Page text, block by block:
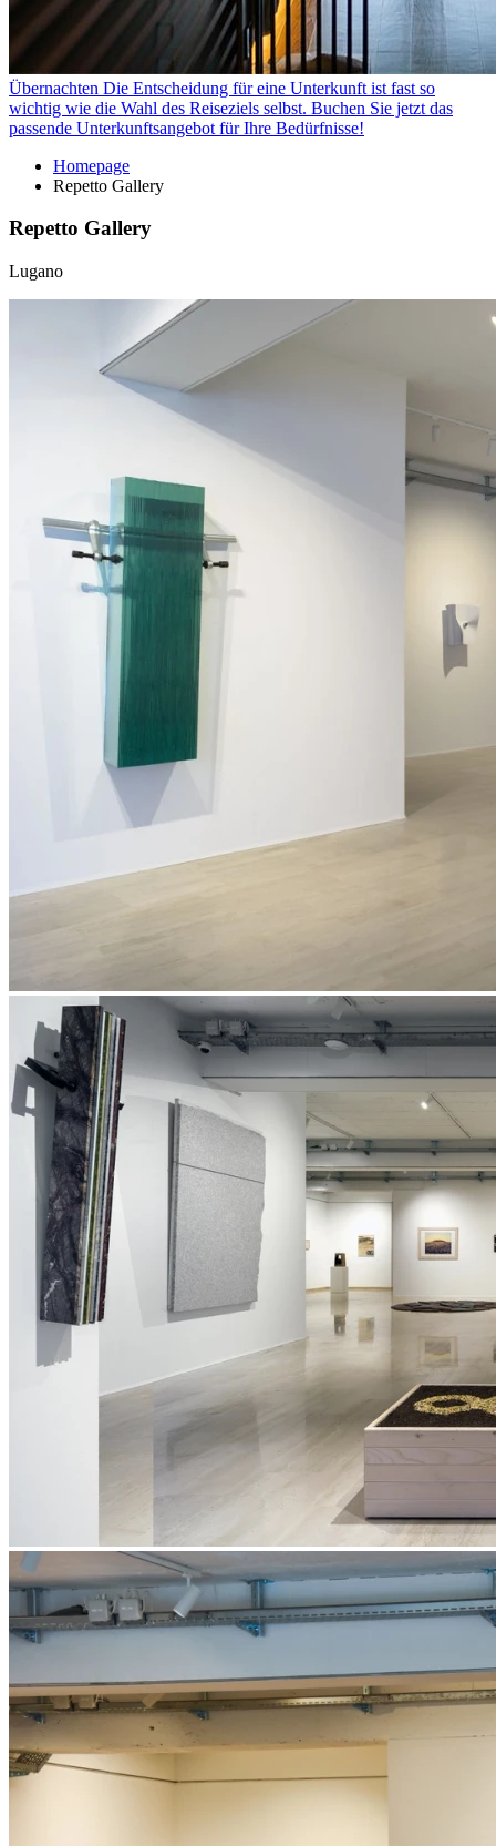
Übernachten Die Entscheidung für eine Unterkunft ist fast so
wichtig wie die Wahl des Reiseziels selbst. Buchen Sie jetzt das
passende Unterkunftsangebot für Ihre Bedürfnisse!
Homepage
Repetto Gallery
Repetto Gallery
Lugano